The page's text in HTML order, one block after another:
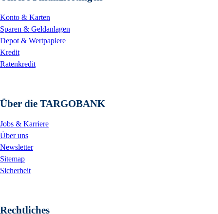
Konto & Karten
Sparen & Geldanlagen
Depot & Wertpapiere
Kredit
Ratenkredit
Über die TARGOBANK
Jobs & Karriere
Über uns
Newsletter
Sitemap
Sicherheit
Rechtliches